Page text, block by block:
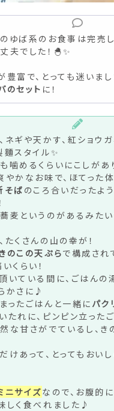
ゆば系のお食事は完売
夫でした！🐣✨
豊富で、とっても迷いまし
のセット に！
ネギや天かす、紅ショウ
麵スタイル✨
噛めるくらいにこしがあ
やかなお味で、ほてった
そば のころ合いだったよう
麦というのがあるみた
たくさんの山の幸が！
のこの天ぷらで構成され
くらい！
いている間に、ごはんの
かさに♪
ったごはんと一緒に パク
たれに、ピンピン立ったご
な甘さがでているし、き
けあって、とってもおい
ニサイズなので、お腹的
しく食べれました♪